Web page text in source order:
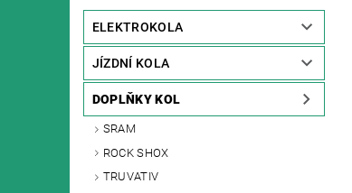
ELEKTROKOLA
JÍZDNÍ KOLA
DOPLŇKY KOL
SRAM
ROCK SHOX
TRUVATIV